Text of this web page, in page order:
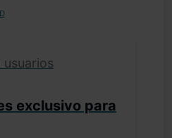
exclusivo para